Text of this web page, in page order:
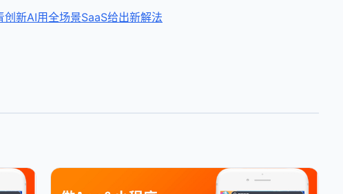
新AI用全场景SaaS给出新解法